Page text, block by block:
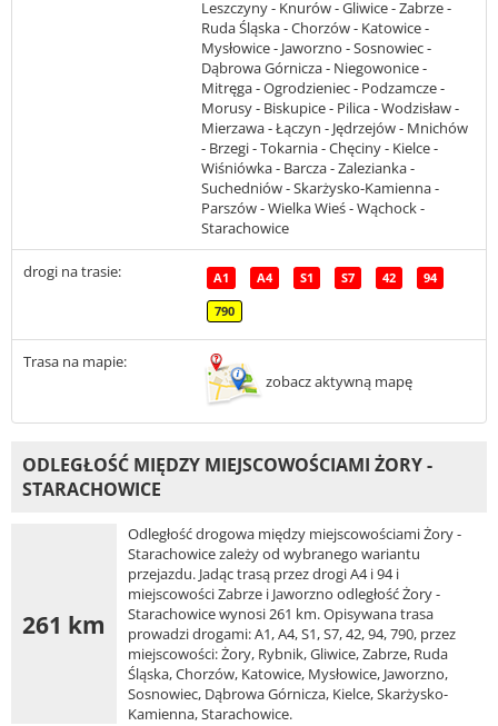
Leszczyny - Knurów - Gliwice - Zabrze -
Ruda Śląska - Chorzów - Katowice -
Mysłowice - Jaworzno - Sosnowiec -
Dąbrowa Górnicza - Niegowonice -
Mitręga - Ogrodzieniec - Podzamcze -
Morusy - Biskupice - Pilica - Wodzisław -
Mierzawa - Łączyn - Jędrzejów - Mnichów
- Brzegi - Tokarnia - Chęciny - Kielce -
Wiśniówka - Barcza - Zalezianka -
Suchedniów - Skarżysko-Kamienna -
Parszów - Wielka Wieś - Wąchock -
Starachowice
drogi na trasie: A1 A4 S1 S7 42 94
790
Trasa na mapie:
zobacz aktywną mapę
ODLEGŁOŚĆ MIĘDZY MIEJSCOWOŚCIAMI ŻORY -
STARACHOWICE
261 km
Odległość drogowa między miejscowościami Żory -
Starachowice zależy od wybranego wariantu
przejazdu. Jadąc trasą przez drogi A4 i 94 i
miejscowości Zabrze i Jaworzno odległość Żory -
Starachowice wynosi 261 km. Opisywana trasa
prowadzi drogami: A1, A4, S1, S7, 42, 94, 790, przez
miejscowości: Żory, Rybnik, Gliwice, Zabrze, Ruda
Śląska, Chorzów, Katowice, Mysłowice, Jaworzno,
Sosnowiec, Dąbrowa Górnicza, Kielce, Skarżysko-
Kamienna, Starachowice.